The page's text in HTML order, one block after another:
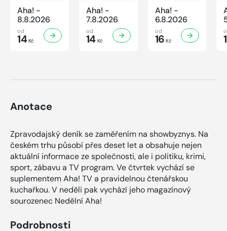
Aha! -
8.8.2026
od
14Kč
Aha! -
7.8.2026
od
14Kč
Aha! -
6.8.2026
od
16 Kč
Anotace
Zpravodajský deník se zaměřením na showbyznys. Na
českém trhu působí přes deset let a obsahuje nejen
aktuální informace ze společnosti, ale i politiku, krimi,
sport, zábavu a TV program. Ve čtvrtek vychází se
suplementem Aha! TV a pravidelnou čtenářskou
kuchařkou. V neděli pak vychází jeho magazínový
sourozenec Nedělní Aha!
Podrobnosti